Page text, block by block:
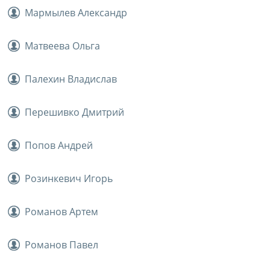
Мармылев Александр
Матвеева Ольга
Палехин Владислав
Перешивко Дмитрий
Попов Андрей
Розинкевич Игорь
Романов Артем
Романов Павел